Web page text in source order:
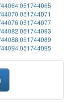
051744065
051744071
051744077
051744083
051744089
051744095